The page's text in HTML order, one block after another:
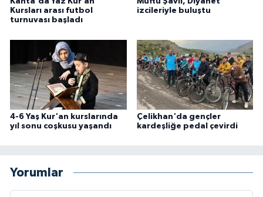
Kursları arası futbol
turnuvası başladı
izcileriyle buluştu
4-6 Yaş Kur'an kurslarında
yıl sonu coşkusu yaşandı
Çelikhan'da gençler
kardeşliğe pedal çevirdi
Yorumlar
Kayseri Müftülüğü
Kırıkkale Müftülüğü
Kırklareli Müftülüğü
Kırşehir Müftülüğü